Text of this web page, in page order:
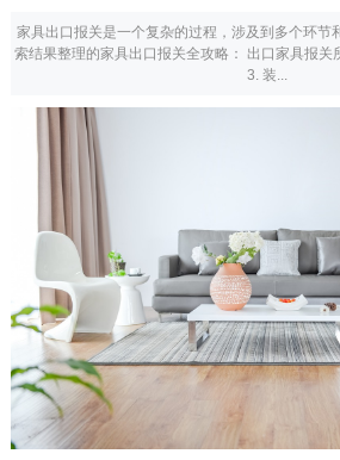
家具出口报关是一个复杂的过程，涉及到多个环节
索结果整理的家具出口报关全攻略： 出口家具报关
3. 装...